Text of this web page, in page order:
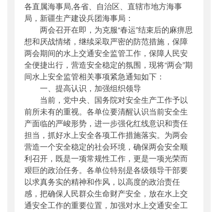
公开日期： 2016年03月02日
主题词：
水上交通;安全监管
机构分类：
海事局
主题分类： 安全质量
公文类型
：部明电或部办公厅明电
各直属海事局,各省、自治区、直辖市地方海事
局，新疆生产建设兵团海事局：
两会召开在即，为克服“春运”结束后的麻痹思
想和厌战情绪，继续采取严密的防范措施，保障
两会期间的水上交通安全监管工作，保障人民安
全便捷出行，营造安全稳定的氛围，现将“两会”期
间水上安全监管相关事项紧急通知如下：
一、提高认识，加强组织领导
当前，党中央、国务院对安全生产工作予以
前所未有的重视。各单位要清醒认识当前安全生
产面临的严峻形势，进一步强化红线意识和责任
担当，抓好水上安全各项工作措施落实。为两会
营造一个安全稳定的社会环境，确保两会安全顺
利召开，既是一项常规性工作，更是一项光荣而
艰巨的政治任务。各单位特别是各级领导干部要
以求真务实的精神和作风，以高度的政治责任
感，把确保人民群众生命财产安全，放在水上交
通安全工作的重要位置，加强对水上交通安全工